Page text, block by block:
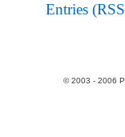
Entries
© 2003 - 2006